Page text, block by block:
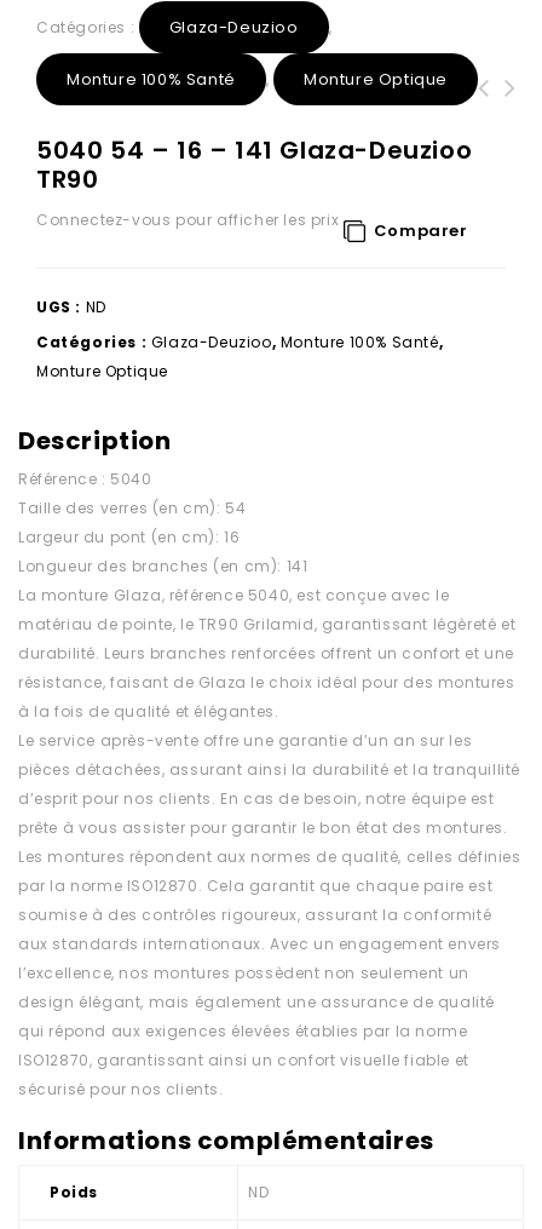
Catégories : Glaza-Deuzioo ,
Monture 100% Santé , Monture Optique
5040 54 – 16 – 141 Glaza-Deuzioo
TR90
Connectez-vous pour afficher les prix Comparer
UGS : ND
Catégories : Glaza-Deuzioo, Monture 100% Santé,
Monture Optique
Description
Référence : 5040
Taille des verres (en cm): 54
Largeur du pont (en cm): 16
Longueur des branches (en cm): 141
La monture Glaza, référence 5040, est conçue avec le
matériau de pointe, le TR90 Grilamid, garantissant légèreté et
durabilité. Leurs branches renforcées offrent un confort et une
résistance, faisant de Glaza le choix idéal pour des montures
à la fois de qualité et élégantes.
Le service après-vente offre une garantie d’un an sur les
pièces détachées, assurant ainsi la durabilité et la tranquillité
d’esprit pour nos clients. En cas de besoin, notre équipe est
prête à vous assister pour garantir le bon état des montures.
Les montures répondent aux normes de qualité, celles définies
par la norme ISO12870. Cela garantit que chaque paire est
soumise à des contrôles rigoureux, assurant la conformité
aux standards internationaux. Avec un engagement envers
l’excellence, nos montures possèdent non seulement un
design élégant, mais également une assurance de qualité
qui répond aux exigences élevées établies par la norme
ISO12870, garantissant ainsi un confort visuelle fiable et
sécurisé pour nos clients.
Informations complémentaires
Poids ND